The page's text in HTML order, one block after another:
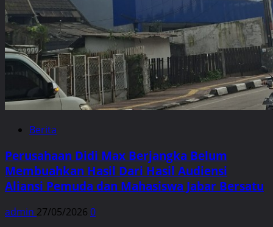
Berita
Perusahaan Didi Max Berjangka Belum
Membuahkan Hasil Dari Hasil Audiensi
Aliansi Pemuda dan Mahasiswa Jabar Bersatu
admin 27/05/2026 0